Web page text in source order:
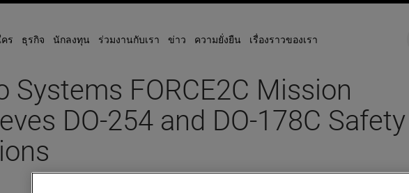
คร ธุรกิจ นักลงทุน ร่วมงานกับเรา ข่าว ความยั่งยืน เรื่องราวของเรา
Systems FORCE2C Mission
DO-254 and DO-178C Safety